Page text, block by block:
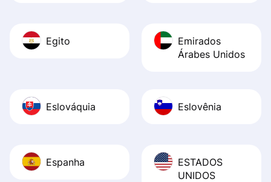
Egito
Emirados
Árabes Unidos
Eslováquia Eslovênia
Espanha
ESTADOS
UNIDOS